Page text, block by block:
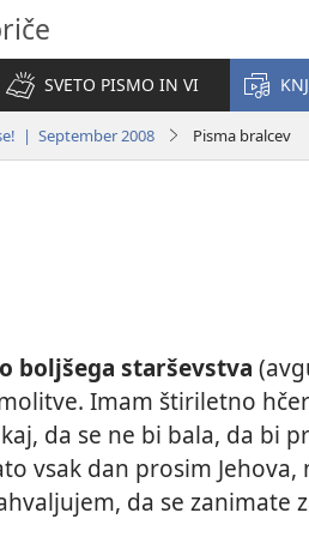
SVETO PISMO IN VI
| September 2008 Pisma bralcev
boljšega starševstva
Imam štiriletno
da se ne bi bala, da bi
vsak dan prosim
da se zanimate